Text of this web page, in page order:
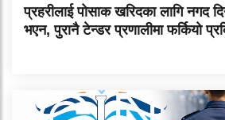
प्रहरीलाई पोसाक खरिदका लागि नगद
भएन, पुरानै टेन्डर प्रणालीमा फर्कियो